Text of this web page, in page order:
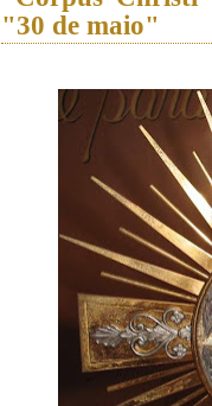
"30 de maio"